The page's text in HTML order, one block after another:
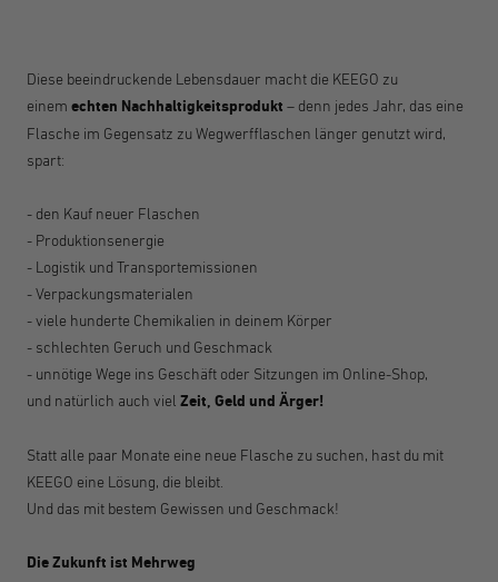
Diese beeindruckende Lebensdauer macht die KEEGO zu
einem echten Nachhaltigkeitsprodukt – denn jedes Jahr, das eine
Flasche im Gegensatz zu Wegwerfflaschen länger genutzt wird,
spart:
- den Kauf neuer Flaschen
- Produktionsenergie
- Logistik und Transportemissionen
- Verpackungsmaterialen
- viele hunderte Chemikalien in deinem Körper
- schlechten Geruch und Geschmack
- unnötige Wege ins Geschäft oder Sitzungen im Online-Shop,
und natürlich auch viel Zeit, Geld und Ärger!
Statt alle paar Monate eine neue Flasche zu suchen, hast du mit
KEEGO eine Lösung, die bleibt.
Und das mit bestem Gewissen und Geschmack!
Die Zukunft ist Mehrweg